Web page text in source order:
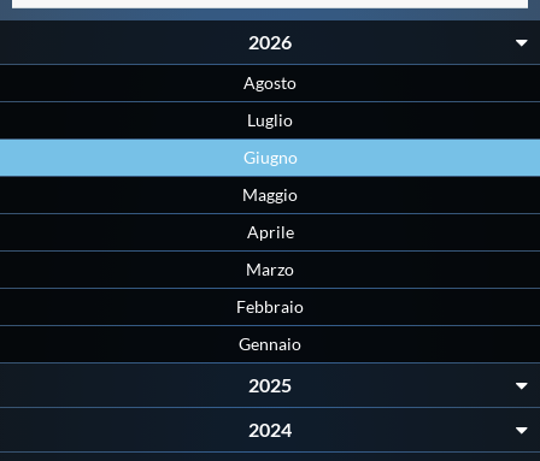
Centri Federali
2026
Agosto
Luglio
Giugno
Maggio
Aprile
Marzo
Febbraio
Gennaio
2025
2024